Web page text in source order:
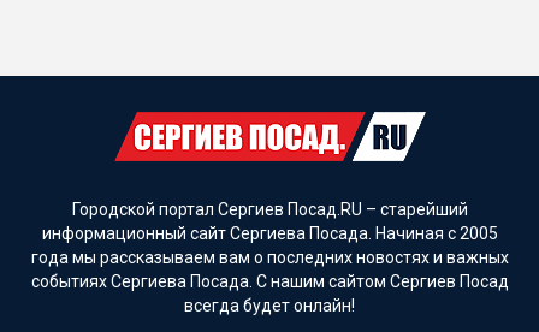
Городской портал Сергиев Посад.RU – старейший
информационный сайт Сергиева Посада. Начиная с 2005
года мы рассказываем вам о последних новостях и важных
событиях Сергиева Посада. С нашим сайтом Сергиев Посад
всегда будет онлайн!